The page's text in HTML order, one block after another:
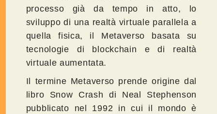
processo già da tempo in atto, lo
sviluppo di una realtà virtuale parallela a
quella fisica, il Metaverso basata su
tecnologie di blockchain e di realtà
virtuale aumentata.
Il termine Metaverso prende origine dal
libro Snow Crash di Neal Stephenson
pubblicato nel 1992 in cui il mondo è